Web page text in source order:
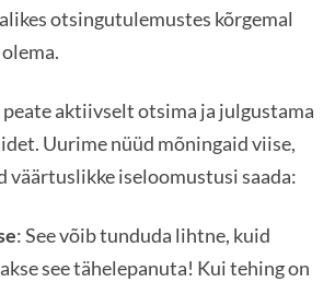
otsingutulemustes kõrgemal
peate aktiivselt otsima ja julgustama
Uurime nüüd mõningaid viise,
väärtuslikke iseloomustusi saada:
: See võib tunduda lihtne, kuid
see tähelepanuta! Kui tehing on